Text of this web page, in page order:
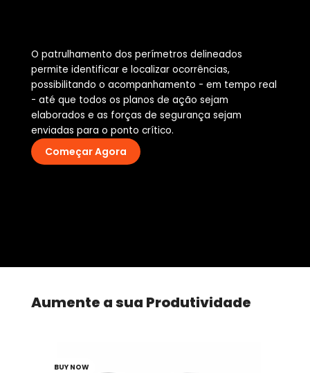
O patrulhamento dos perímetros delineados
permite identificar e localizar ocorrências,
possibilitando o acompanhamento - em tempo real
- até que todos os planos de ação sejam
elaborados e as forças de segurança sejam
enviadas para o ponto crítico.
Começar Agora
Aumente a sua Produtividade
BUY NOW